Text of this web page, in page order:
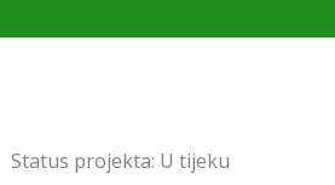
Status projekta: U tijeku